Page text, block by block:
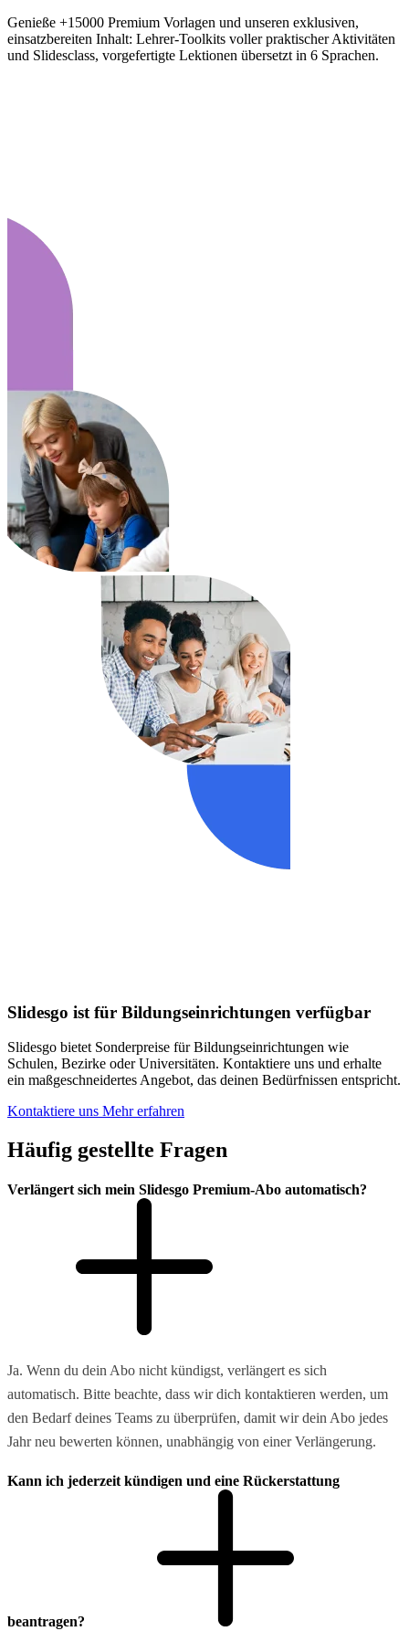
Genieße +15000 Premium Vorlagen und unseren exklusiven,
einsatzbereiten Inhalt: Lehrer-Toolkits voller praktischer Aktivitäten
und Slidesclass, vorgefertigte Lektionen übersetzt in 6 Sprachen.
Slidesgo ist für Bildungseinrichtungen verfügbar
Slidesgo bietet Sonderpreise für Bildungseinrichtungen wie
Schulen, Bezirke oder Universitäten. Kontaktiere uns und erhalte
ein maßgeschneidertes Angebot, das deinen Bedürfnissen entspricht.
Kontaktiere uns Mehr erfahren
Häufig gestellte Fragen
Verlängert sich mein Slidesgo Premium-Abo automatisch?
Ja. Wenn du dein Abo nicht kündigst, verlängert es sich
automatisch. Bitte beachte, dass wir dich kontaktieren werden, um
den Bedarf deines Teams zu überprüfen, damit wir dein Abo jedes
Jahr neu bewerten können, unabhängig von einer Verlängerung.
Kann ich jederzeit kündigen und eine Rückerstattung
beantragen?